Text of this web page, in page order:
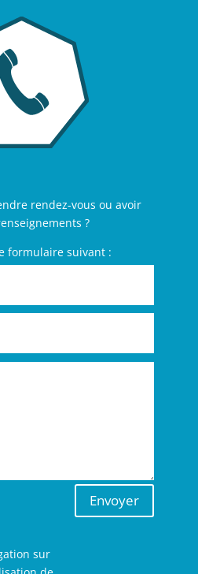
rendez-vous ou avoir
?
formulaire suivant :
Envoyer
sur